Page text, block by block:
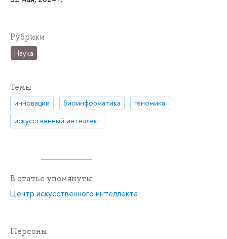
Рубрики
Наука
Темы
инновации биоинформатика
геномика
искусственный интеллект
В статье упомянуты
Центр искусственного интеллекта
Персоны